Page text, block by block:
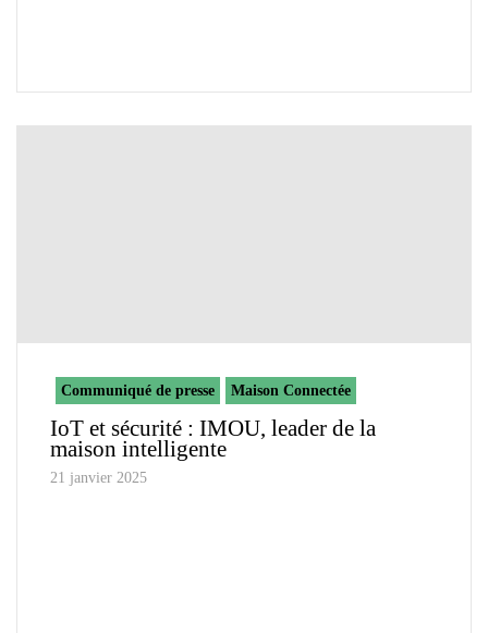
Communiqué de presse Maison Connectée
IoT et sécurité : IMOU, leader de la
maison intelligente
21 janvier 2025